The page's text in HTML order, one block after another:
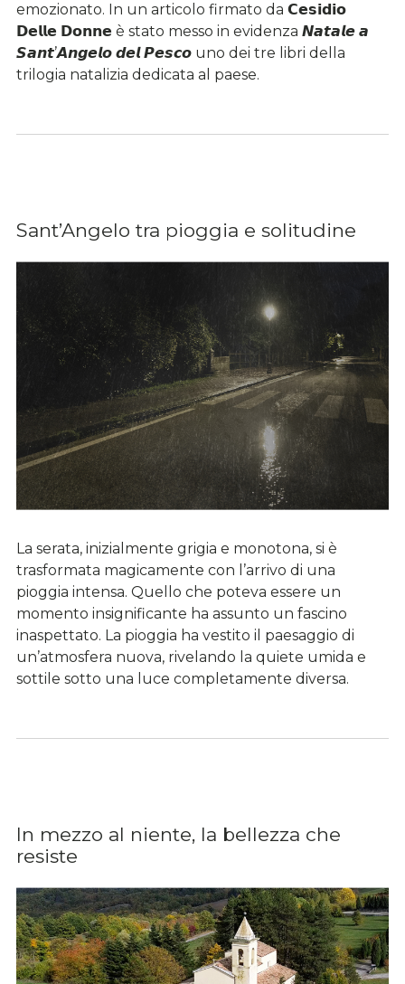
emozionato. In un articolo firmato da 𝗖𝗲𝘀𝗶𝗱𝗶𝗼
𝗗𝗲𝗹𝗹𝗲 𝗗𝗼𝗻𝗻𝗲 è stato messo in evidenza 𝙉𝙖𝙩𝙖𝙡𝙚 𝙖
𝙎𝙖𝙣𝙩’𝘼𝙣𝙜𝙚𝙡𝙤 𝙙𝙚𝙡 𝙋𝙚𝙨𝙘𝙤 uno dei tre libri della
trilogia natalizia dedicata al paese.
Sant’Angelo tra pioggia e solitudine
La serata, inizialmente grigia e monotona, si è
trasformata magicamente con l’arrivo di una
pioggia intensa. Quello che poteva essere un
momento insignificante ha assunto un fascino
inaspettato. La pioggia ha vestito il paesaggio di
un’atmosfera nuova, rivelando la quiete umida e
sottile sotto una luce completamente diversa.
In mezzo al niente, la bellezza che
resiste